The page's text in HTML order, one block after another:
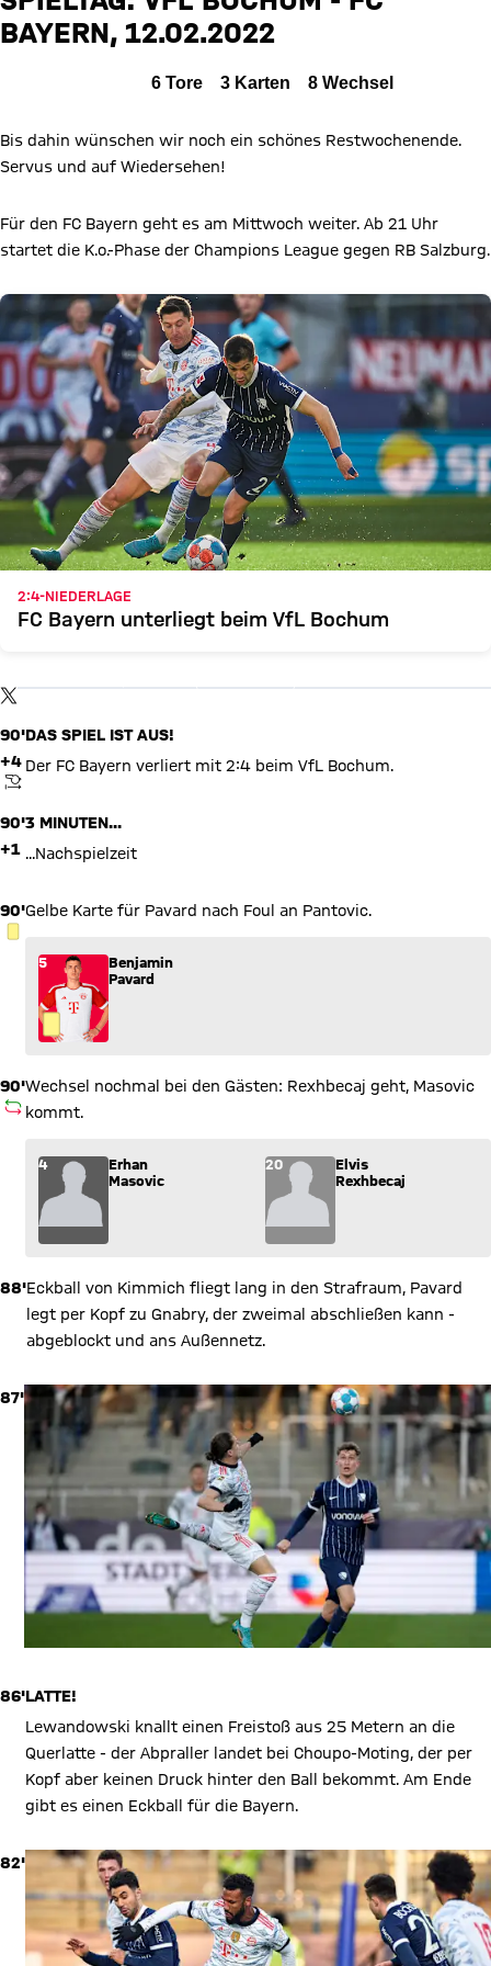
BOC
BAYERN, 12.02.2022
6 Tore 3 Karten 8 Wechsel
Bis dahin wünschen wir noch ein schönes Restwochenende.
Servus und auf Wiedersehen!
Für den FC Bayern geht es am Mittwoch weiter. Ab 21 Uhr
startet die K.o.-Phase der Champions League gegen RB Salzburg.
2:4-NIEDERLAGE
FC Bayern unterliegt beim VfL Bochum
TWITTER-BEITRAG
X Inhalte anzeigen
verarbeiten. Vorher kann das soziale Netzwerk keine Daten über
gespeichert und Sie können dies jederzeit in der
90'
+4
ANPFIFF
DAS SPIEL IST AUS!
Der FC Bayern verliert mit 2:4 beim VfL Bochum.
90'
+1
3 MINUTEN...
...Nachspielzeit
90'
GELBE KARTE
Gelbe Karte für Pavard nach Foul an Pantovic.
5
Benjamin
Pavard
90'
AUSWECHSLUNG
Wechsel nochmal bei den Gästen: Rexhbecaj geht, Masovic
kommt.
Wechsel: Erhan Masovic (4) kommt für Elvis Rexhbecaj (20)
4
Erhan
Masovic
20
Elvis
Rexhbecaj
88'Eckball von Kimmich fliegt lang in den Strafraum, Pavard
legt per Kopf zu Gnabry, der zweimal abschließen kann -
abgeblockt und ans Außennetz.
87'
86'LATTE!
Lewandowski knallt einen Freistoß aus 25 Metern an die
Querlatte - der Abpraller landet bei Choupo-Moting, der per
Kopf aber keinen Druck hinter den Ball bekommt. Am Ende
gibt es einen Eckball für die Bayern.
82'